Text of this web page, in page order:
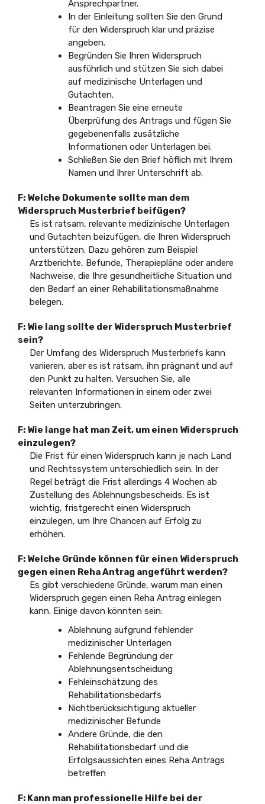
Ansprechpartner.
In der Einleitung sollten Sie den Grund
für den Widerspruch klar und präzise
angeben.
Begründen Sie Ihren Widerspruch
ausführlich und stützen Sie sich dabei
auf medizinische Unterlagen und
Gutachten.
Beantragen Sie eine erneute
Überprüfung des Antrags und fügen Sie
gegebenenfalls zusätzliche
Informationen oder Unterlagen bei.
Schließen Sie den Brief höflich mit Ihrem
Namen und Ihrer Unterschrift ab.
F: Welche Dokumente sollte man dem
Widerspruch Musterbrief beifügen?
Es ist ratsam, relevante medizinische Unterlagen
und Gutachten beizufügen, die Ihren Widerspruch
unterstützen. Dazu gehören zum Beispiel
Arztberichte, Befunde, Therapiepläne oder andere
Nachweise, die Ihre gesundheitliche Situation und
den Bedarf an einer Rehabilitationsmaßnahme
belegen.
F: Wie lang sollte der Widerspruch Musterbrief
sein?
Der Umfang des Widerspruch Musterbriefs kann
variieren, aber es ist ratsam, ihn prägnant und auf
den Punkt zu halten. Versuchen Sie, alle
relevanten Informationen in einem oder zwei
Seiten unterzubringen.
F: Wie lange hat man Zeit, um einen Widerspruch
einzulegen?
Die Frist für einen Widerspruch kann je nach Land
und Rechtssystem unterschiedlich sein. In der
Regel beträgt die Frist allerdings 4 Wochen ab
Zustellung des Ablehnungsbescheids. Es ist
wichtig, fristgerecht einen Widerspruch
einzulegen, um Ihre Chancen auf Erfolg zu
erhöhen.
F: Welche Gründe können für einen Widerspruch
gegen einen Reha Antrag angeführt werden?
Es gibt verschiedene Gründe, warum man einen
Widerspruch gegen einen Reha Antrag einlegen
kann. Einige davon könnten sein:
Ablehnung aufgrund fehlender
medizinischer Unterlagen
Fehlende Begründung der
Ablehnungsentscheidung
Fehleinschätzung des
Rehabilitationsbedarfs
Nichtberücksichtigung aktueller
medizinischer Befunde
Andere Gründe, die den
Rehabilitationsbedarf und die
Erfolgsaussichten eines Reha Antrags
betreffen
F: Kann man professionelle Hilfe bei der